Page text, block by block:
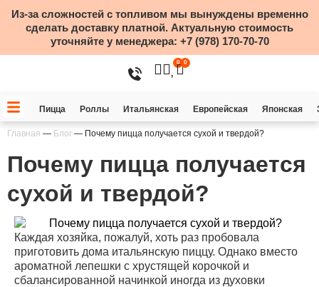
Из-за сложностей с топливом мы вынуждены временно
сделать доставку платной. Актуальную стоимость
уточняйте у менеджера: +7 (978) 170-70-70
0 0
Пицца Роллы Итальянская Европейская Японская
Главная — Блог — Почему пицца получается сухой и твердой?
Почему пицца получается
сухой и твердой?
Каждая хозяйка, пожалуй, хоть раз пробовала
приготовить дома итальянскую пиццу. Однако вместо
ароматной лепешки с хрустящей корочкой и
сбалансированной начинкой иногда из духовки